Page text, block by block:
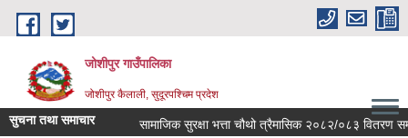
Skip to main content
जोशीपुर गाउँपालिका
जोशीपुर कैलाली, सुदूरपश्चिम प्रदेश
सुचना तथा समाचार सामाजिक सुरक्षा भत्ता चौथो त्रैमासिक २०८२/०८३ वितरण